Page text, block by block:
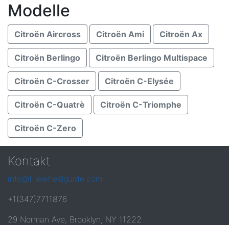
Modelle
Citroën Aircross Citroën Ami Citroën Ax
Citroën Berlingo Citroën Berlingo Multispace
Citroën C-Crosser Citroën C-Elysée
Citroën C-Quatrè Citroën C-Triomphe
Citroën C-Zero
Kontakt
info@tirewheelguide.com
+1(347)7711876
29 Norman Ave, Brooklyn, NY 11222